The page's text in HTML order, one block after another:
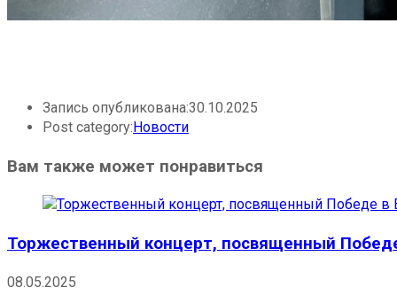
Запись опубликована:30.10.2025
Post category:Новости
Вам также может понравиться
Торжественный концерт, посвященный
08.05.2025